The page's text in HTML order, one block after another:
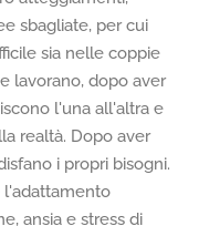
sbagliate, per cui
sia nelle coppie
lavorano, dopo aver
l'una all'altra e
realtà. Dopo aver
i propri bisogni.
l'adattamento
ansia e stress di